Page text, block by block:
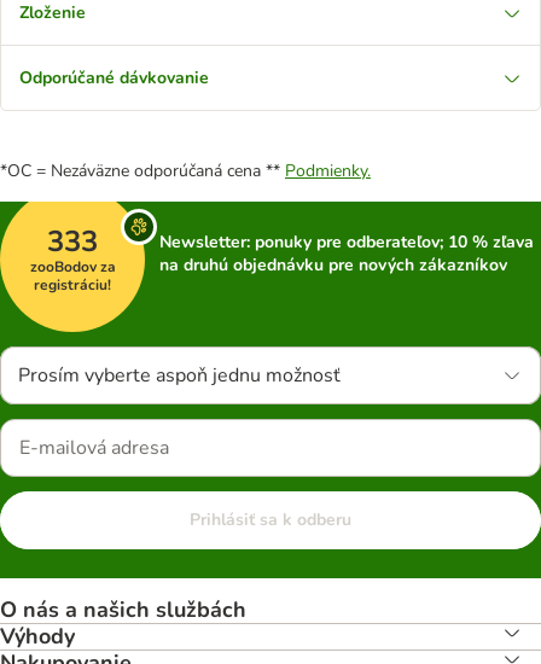
Zloženie
Odporúčané dávkovanie
*OC = Nezáväzne odporúčaná cena ** Podmienky.
333
zooBodov za
registráciu!
Newsletter: ponuky pre odberateľov; 10 % zľava
na druhú objednávku pre nových zákazníkov
Prosím vyberte aspoň jednu možnosť
Prihlásiť sa k odberu
O nás a našich službách
Výhody